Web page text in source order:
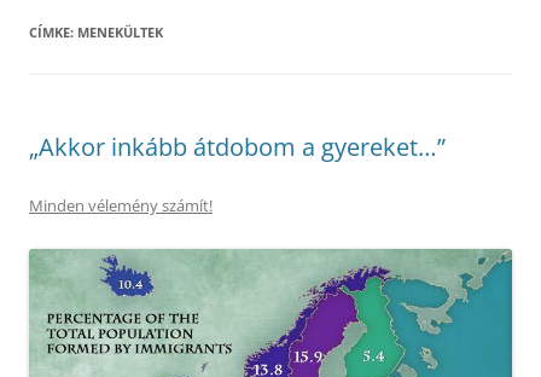
CÍMKE: MENEKÜLTEK
„Akkor inkább átdobom a gyereket…”
Minden vélemény számít!